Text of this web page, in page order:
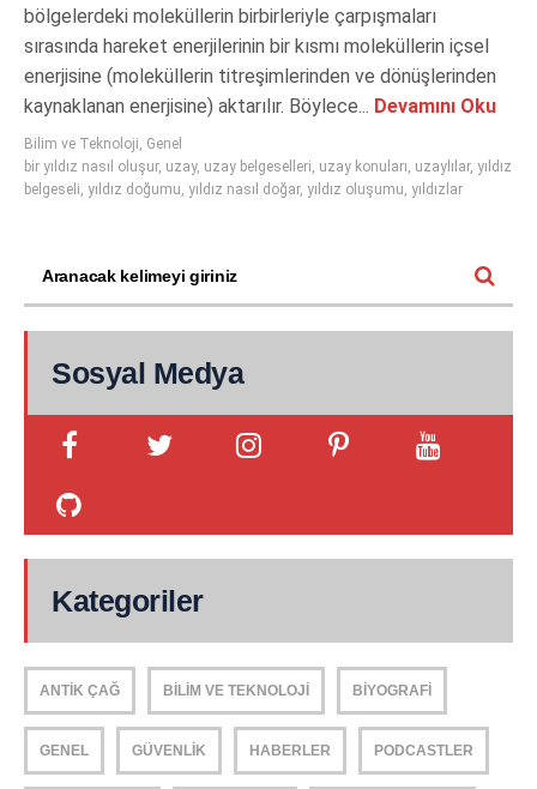
bölgelerdeki moleküllerin birbirleriyle çarpışmaları
sırasında hareket enerjilerinin bir kısmı moleküllerin içsel
enerjisine (moleküllerin titreşimlerinden ve dönüşlerinden
kaynaklanan enerjisine) aktarılır. Böylece... Devamını Oku
Bilim ve Teknoloji, Genel
bir yıldız nasıl oluşur, uzay, uzay belgeselleri, uzay konuları, uzaylılar, yıldız
belgeseli, yıldız doğumu, yıldız nasıl doğar, yıldız oluşumu, yıldızlar
Sosyal Medya
Kategoriler
ANTIK ÇAĞ BILIM VE TEKNOLOJI BIYOGRAFI
GENEL GÜVENLIK HABERLER PODCASTLER